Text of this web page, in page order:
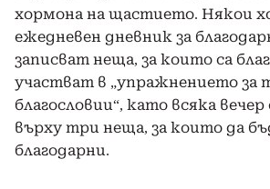
хормона на щастието. Някои
ежедневен дневник за
записват неща, за които са
участват в „упражнението за
благословии“, като всяка
върху три неща, за които да
благодарни.